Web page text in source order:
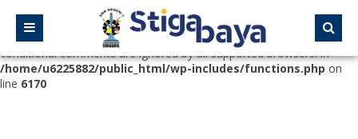
Deprecated
: Function WP_Dependencies->add_data() was called
with an argument that is
deprecated
since version 6.9.0! IE
conditional comments are ignored by all supported browsers. in
/home/u6225882/public_html/wp-includes/functions.php on
line 6170